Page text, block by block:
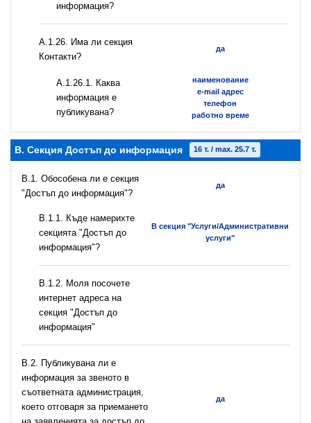
информация?
А.1.26. Има ли секция
Контакти?
да
А.1.26.1. Каква
информация е
публикувана?
наименование
e-mail адрес
телефон
работно време
B. Секция Достъп до информация 16 т. / max. 25.7 т.
В.1. Обособена ли е секция
"Достъп до информация"?
да
В.1.1. Къде намерихте
секцията "Достъп до
информация"?
В секция "Услуги/Административни
услуги"
B.1.2. Моля посочете
интернет адреса на
секция "Достъп до
информация"
В.2. Публикувана ли е
информация за звеното в
съответната администрация,
което отговаря за приемането
да